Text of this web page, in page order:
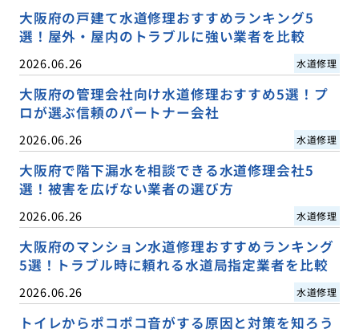
大阪府の戸建て水道修理おすすめランキング5
選！屋外・屋内のトラブルに強い業者を比較
2026.06.26 水道修理
大阪府の管理会社向け水道修理おすすめ5選！プ
ロが選ぶ信頼のパートナー会社
2026.06.26 水道修理
大阪府で階下漏水を相談できる水道修理会社5
選！被害を広げない業者の選び方
2026.06.26 水道修理
大阪府のマンション水道修理おすすめランキング
5選！トラブル時に頼れる水道局指定業者を比較
2026.06.26 水道修理
トイレからポコポコ音がする原因と対策を知ろう